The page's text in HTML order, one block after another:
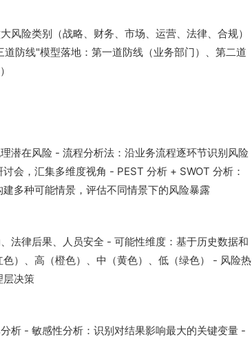
险类别（战略、财务、市场、运营、法律、合规）
防线"模型落地：第一道防线（业务部门）、第二道
潜在风险 - 流程分析法：沿业务流程逐环节识别风险
会，汇集多维度视角 - PEST 分析 + SWOT 分析：
多种可能情景，评估不同情景下的风险暴露
法律后果、人员安全 - 可能性维度：基于历史数据和
）、高（橙色）、中（黄色）、低（绿色） - 风险热
层决策
析 - 敏感性分析：识别对结果影响最大的关键变量 -